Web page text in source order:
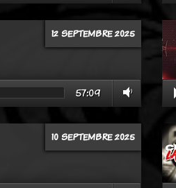
12 SEPTEMBRE 2025
57:09
10 SEPTEMBRE 2025